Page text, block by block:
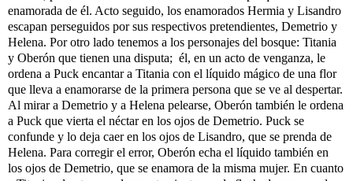
enamorada de él. Acto seguido, los enamorados Hermia y Lisandro
escapan perseguidos por sus respectivos pretendientes, Demetrio y
Helena. Por otro lado tenemos a los personajes del bosque: Titania
y Oberón que tienen una disputa; él, en un acto de venganza, le
ordena a Puck encantar a Titania con el líquido mágico de una flor
que lleva a enamorarse de la primera persona que se ve al despertar.
Al mirar a Demetrio y a Helena pelearse, Oberón también le ordena
a Puck que vierta el néctar en los ojos de Demetrio. Puck se
confunde y lo deja caer en los ojos de Lisandro, que se prenda de
Helena. Para corregir el error, Oberón echa el líquido también en
los ojos de Demetrio, que se enamora de la misma mujer. En cuanto